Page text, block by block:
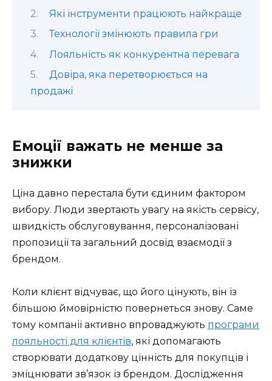
Які інструменти працюють найкраще
Технології змінюють правила гри
Лояльність як конкурентна перевага
Довіра, яка перетворюється на
продажі
Емоції важать не менше за
знижки
Ціна давно перестала бути єдиним фактором
вибору. Люди звертають увагу на якість сервісу,
швидкість обслуговування, персоналізовані
пропозиції та загальний досвід взаємодії з
брендом.
Коли клієнт відчуває, що його цінують, він із
більшою ймовірністю повернеться знову. Саме
тому компанії активно впроваджують програми
лояльності для клієнтів, які допомагають
створювати додаткову цінність для покупців і
зміцнювати зв’язок із брендом. Дослідження